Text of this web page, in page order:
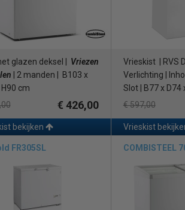
glazen deksel | Vriezen
| 2 manden | B103 x
H90 cm
€ 426,00
bekijken
Vrieskist | RVS
Verlichting |
Slot | B77 x D74
€ 597,00
Vrieskist
FR305SL COMBISTEEL